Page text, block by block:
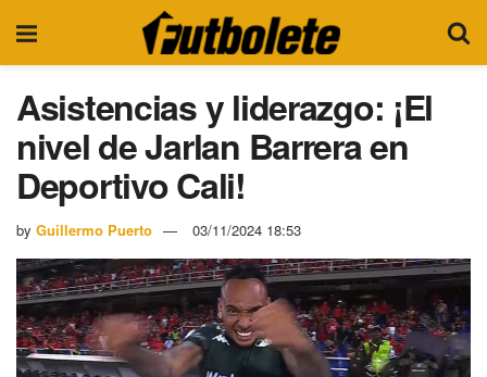
Asistencias y liderazgo: ¡El
nivel de Jarlan Barrera en
Deportivo Cali!
by Guillermo Puerto 03/11/2024 18:53